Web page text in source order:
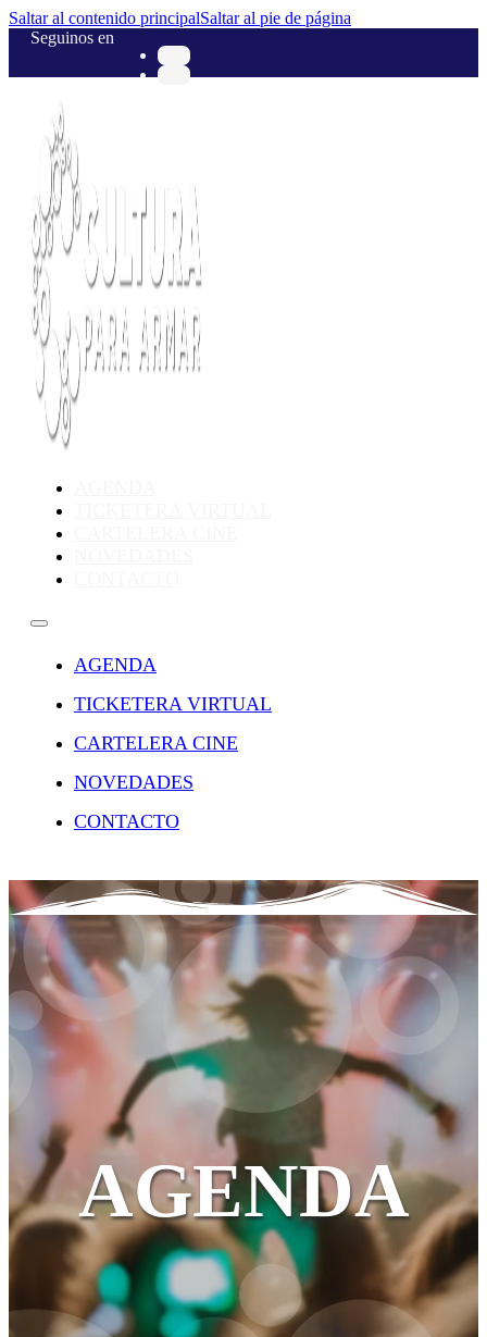
Saltar al contenido principalSaltar al pie de página
Seguinos en
AGENDA
TICKETERA VIRTUAL
CARTELERA CINE
NOVEDADES
CONTACTO
AGENDA